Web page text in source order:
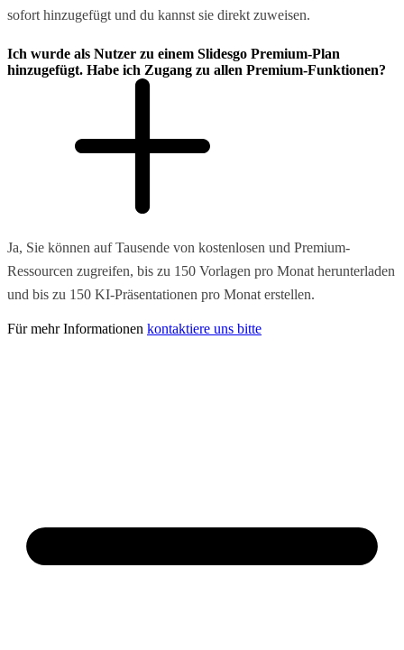
sofort hinzugefügt und du kannst sie direkt zuweisen.
Ich wurde als Nutzer zu einem Slidesgo Premium-Plan
hinzugefügt. Habe ich Zugang zu allen Premium-Funktionen?
Ja, Sie können auf Tausende von kostenlosen und Premium-
Ressourcen zugreifen, bis zu 150 Vorlagen pro Monat herunterladen
und bis zu 150 KI-Präsentationen pro Monat erstellen.
Für mehr Informationen kontaktiere uns bitte